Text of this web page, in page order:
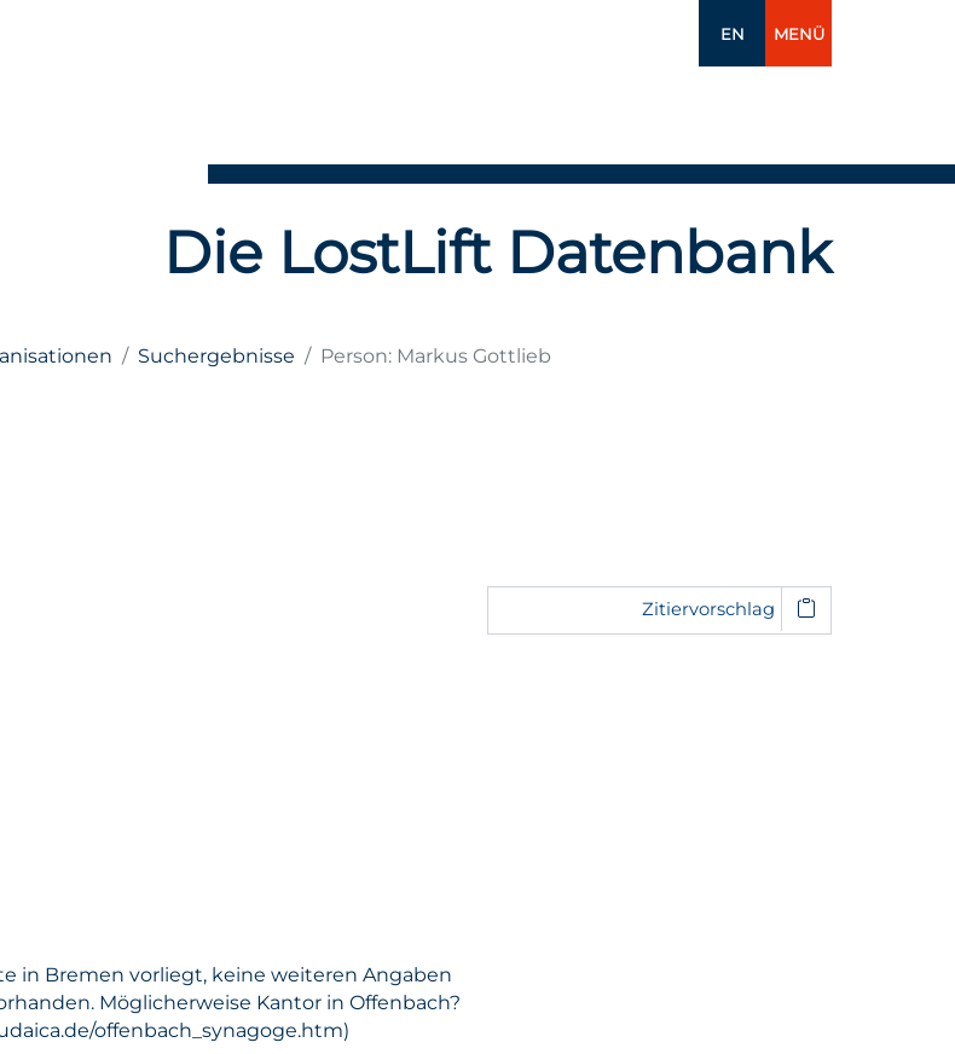
EN MENÜ
Die LostLift Datenbank
Suchergebnisse Person: Markus Gottlieb
Zitiervorschlag
in Bremen vorliegt, keine weiteren Angaben
Möglicherweise Kantor in Offenbach?
offenbach_synagoge.htm)